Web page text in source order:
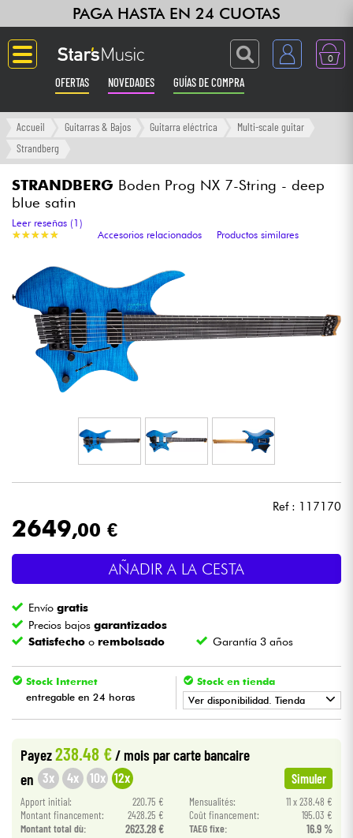
PAGA HASTA EN 24 CUOTAS
0
OFERTAS NOVEDADES GUÍAS DE COMPRA
Langue
Ampli & Efectos
Sintetizadores & samplers
Grabación
Auriculares
Luces
Batería y percusión
Vientos
Niños
Cables & Acces.
HiFi
Bundle
Accueil Guitarras & Bajos Guitarra eléctrica
Multi-scale guitar
Strandberg
STRANDBERG Boden Prog NX 7-String - deep
blue satin
★★★★★
★★★★★
Leer reseñas (1)
Accesorios relacionados
Productos similares
Ref : 117170
2649,00 €
AÑADIR A LA CESTA
Envíogratis
Precios bajosgarantizados
Satisfecho o rembolsado Garantía 3 años
Stock Internet
entregable en 24 horas
Stock en tienda
Ver disponibilidad. Tienda
• BRUXELLES
Payez238.48 € / mois par carte bancaire
en 3x 4x 10x 12x Simuler
Apport initial: 220.75 € Mensualités:
11 x 238.48 €
Montant financement:
2428.25 € Coût financement:
195.03 €
Montant total dù:
2623.28 € TAEG fixe: 16.9 %